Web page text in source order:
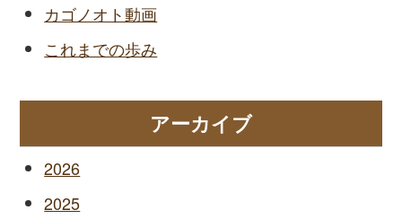
カゴノオト動画
これまでの歩み
アーカイブ
2026
2025